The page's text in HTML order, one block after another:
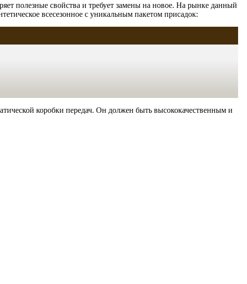
полезные свойства и требует замены на новое. На рынке данный
всесезонное с уникальным пакетом присадок:
коробки передач. Он должен быть высококачественным и